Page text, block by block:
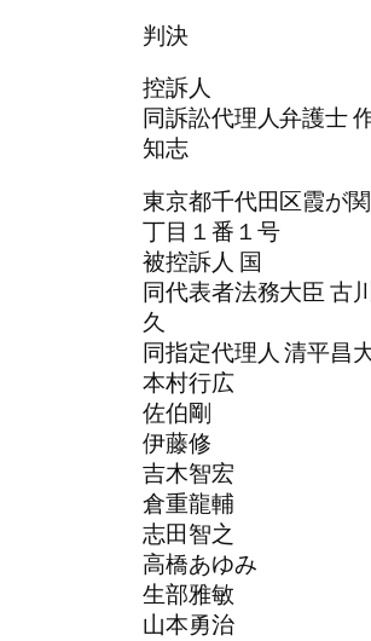
判決
控訴人
同訴訟代理人弁護士
知志
東京都千代田区霞が
丁目１番１号
被控訴人 国
同代表者法務大臣 古
久
同指定代理人 清平昌
本村行広
佐伯剛
伊藤修
吉木智宏
倉重龍輔
志田智之
高橋あゆみ
生部雅敏
山本勇治